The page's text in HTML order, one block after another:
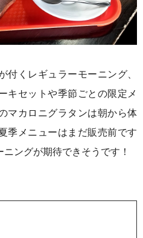
くレギュラーモーニング、
キセットや季節ごとの限定メ
マカロニグラタンは朝から体
季メニューはまだ販売前です
ングが期待できそうです！